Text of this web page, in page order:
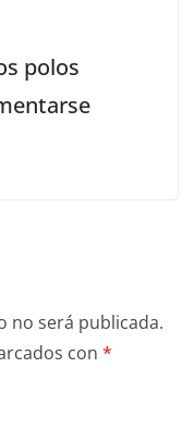
polos
no será publicada.
con *